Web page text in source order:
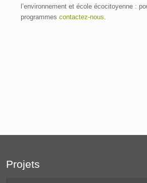
l’environnement et école écocitoyenne :
programmescontactez-nous.
Projets